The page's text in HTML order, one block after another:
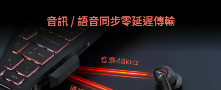
音訊 / 語音同步零延遲傳輸